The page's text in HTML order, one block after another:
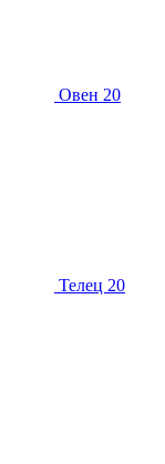
Овен 20
Телец 20